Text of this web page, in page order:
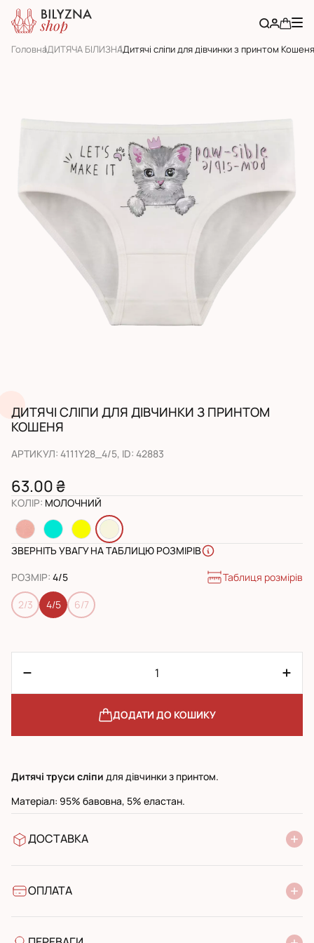
ГоловнаДИТЯЧА БІЛИЗНАДитячі сліпи для дівчинки з принтом Кошеня
ДИТЯЧІ СЛІПИ ДЛЯ ДІВЧИНКИ З ПРИНТОМ
КОШЕНЯ
АРТИКУЛ: 4111Y28_4/5, ID: 42883
63.00 ₴
КОЛІР: МОЛОЧНИЙ
ЗВЕРНІТЬ УВАГУ НА ТАБЛИЦЮ РОЗМІРІВ
РОЗМІР: 4/5 Таблиця розмірів
2/3 4/5 6/7
ДОДАТИ ДО КОШИКУ
Дитячі труси сліпи для дівчинки з принтом.
Матеріал: 95% бавовна, 5% еластан.
ДОСТАВКА
УкрПошта стандарт
ОПЛАТА
Банківський переказ